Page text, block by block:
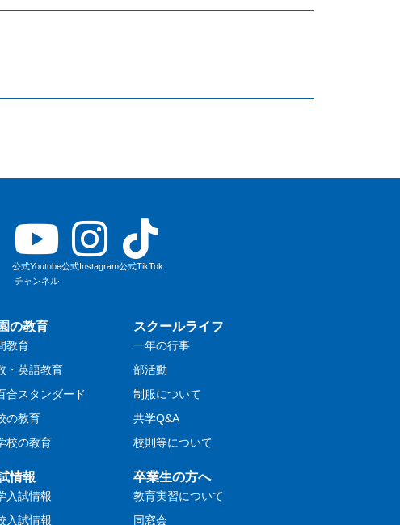
公式Youtube
チャンネル
公式Instagram公式TikTok
の教育
教育
・英語教育
合スタンダード
の教育
校の教育
スクールライフ
一年の行事
部活動
制服について
共学Q&A
校則等について
情報
入試情報
入試情報
卒業生の方へ
教育実習について
同窓会